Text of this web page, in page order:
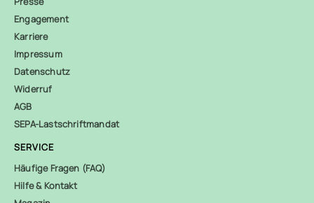
Engagement
Karriere
Impressum
Datenschutz
Widerruf
AGB
SEPA-Lastschriftmandat
SERVICE
Häufige Fragen (FAQ)
Hilfe & Kontakt